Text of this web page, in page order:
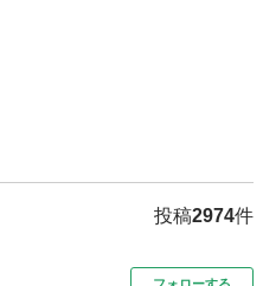
投稿2974件
フォローする